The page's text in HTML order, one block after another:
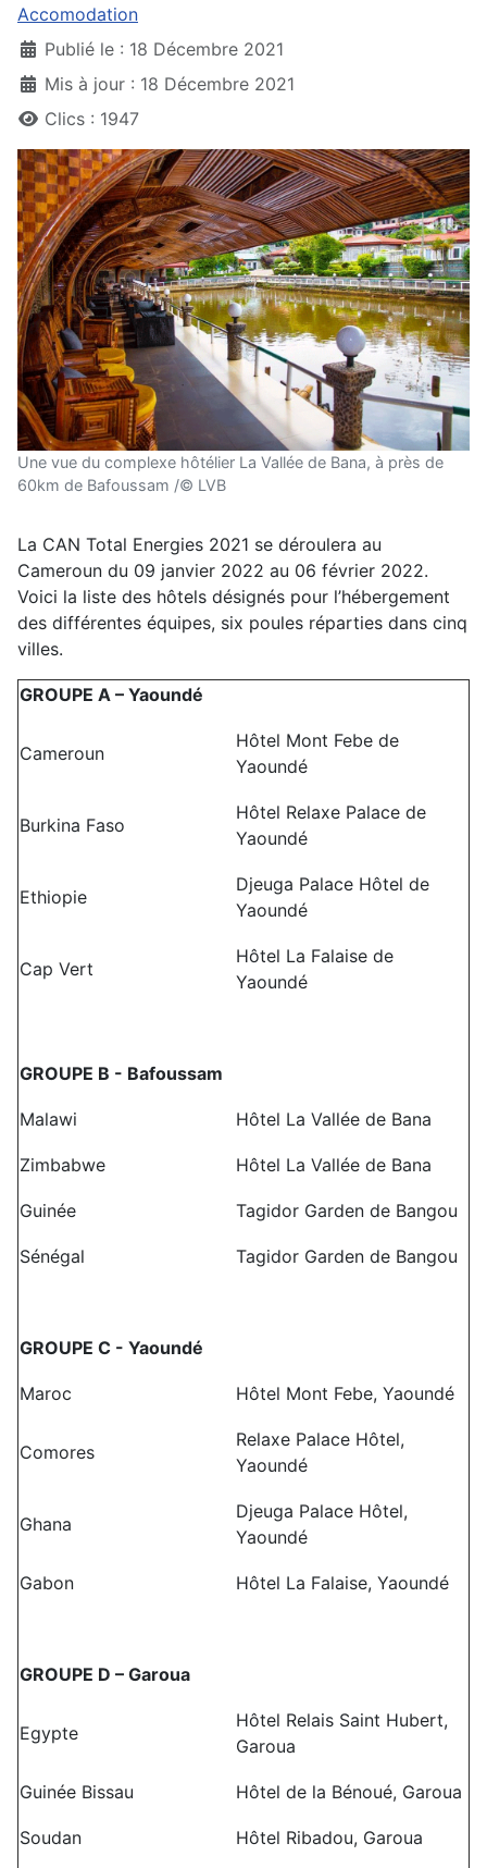
Accomodation
Publié le : 18 Décembre 2021
Mis à jour : 18 Décembre 2021
Clics : 1947
Une vue du complexe hôtélier La Vallée de Bana, à près de
60km de Bafoussam /© LVB
La CAN Total Energies 2021 se déroulera au
Cameroun du 09 janvier 2022 au 06 février 2022.
Voici la liste des hôtels désignés pour l’hébergement
des différentes équipes, six poules réparties dans cinq
villes.
GROUPE A – Yaoundé
Cameroun
Hôtel Mont Febe de
Yaoundé
Burkina Faso
Hôtel Relaxe Palace de
Yaoundé
Ethiopie
Djeuga Palace Hôtel de
Yaoundé
Cap Vert
Hôtel La Falaise de
Yaoundé
GROUPE B - Bafoussam
Malawi Hôtel La Vallée de Bana
Zimbabwe Hôtel La Vallée de Bana
Guinée Tagidor Garden de Bangou
Sénégal Tagidor Garden de Bangou
GROUPE C - Yaoundé
Maroc Hôtel Mont Febe, Yaoundé
Comores
Relaxe Palace Hôtel,
Yaoundé
Ghana
Djeuga Palace Hôtel,
Yaoundé
Gabon Hôtel La Falaise, Yaoundé
GROUPE D – Garoua
Egypte
Hôtel Relais Saint Hubert,
Garoua
Guinée Bissau Hôtel de la Bénoué, Garoua
Soudan Hôtel Ribadou, Garoua